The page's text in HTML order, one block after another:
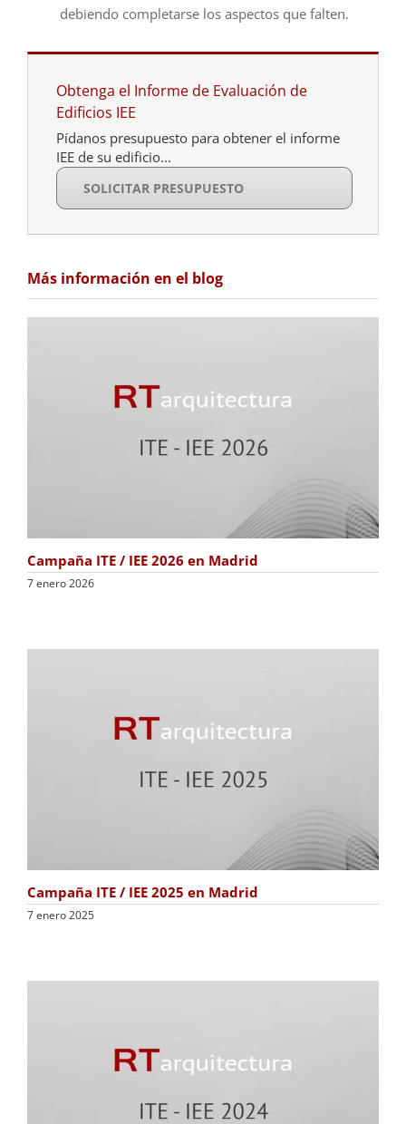
debiendo completarse los aspectos que falten.
Obtenga el Informe de Evaluación de
Edificios IEE
Pídanos presupuesto para obtener el informe
IEE de su edificio...
SOLICITAR PRESUPUESTO
Más información en el blog
Campaña ITE / IEE 2026 en Madrid
7 enero 2026
Campaña ITE / IEE 2025 en Madrid
7 enero 2025